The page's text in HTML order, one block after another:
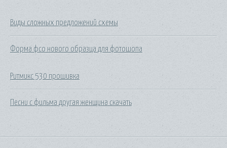
Виды сложных предложений схемы
Форма фсо нового образца для фотошопа
Ритмикс 530 прошивка
Песни с фильма другая женщина скачать